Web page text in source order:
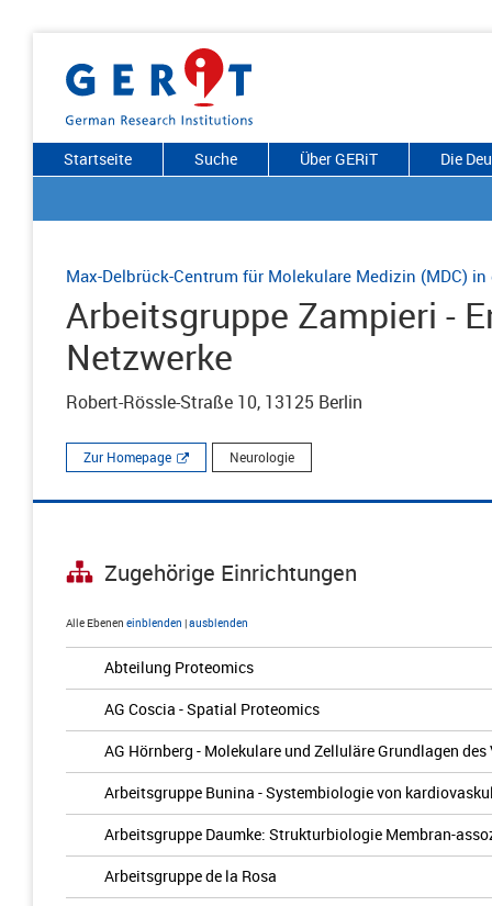
Startseite Suche Über GERiT Die
Max-Delbrück-Centrum für Molekulare Medizin (MDC)
Arbeitsgruppe Zampieri -
Netzwerke
Robert-Rössle-Straße 10, 13125 Berlin
Zur Homepage Neurologie
Zugehörige Einrichtungen
Alle Ebenen einblenden |ausblenden
Abteilung Proteomics
AG Coscia - Spatial Proteomics
AG Hörnberg - Molekulare und Zelluläre Grundlagen
Arbeitsgruppe Bunina - Systembiologie von
Arbeitsgruppe Daumke: Strukturbiologie Membran-
Arbeitsgruppe de la Rosa